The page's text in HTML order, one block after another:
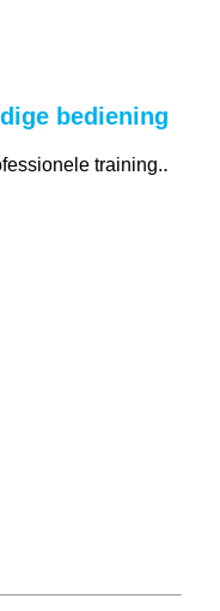
bediening
training..